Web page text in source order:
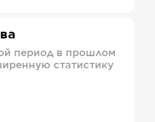
период в прошлом
статистику